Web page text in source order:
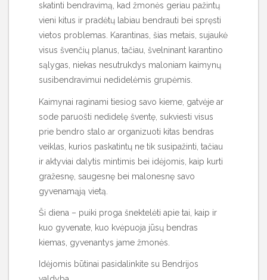
skatinti bendravimą, kad žmonės geriau pažintų
vieni kitus ir pradėtų labiau bendrauti bei spręsti
vietos problemas. Karantinas, šias metais, sujaukė
visus švenčių planus, tačiau, švelninant karantino
sąlygas, niekas nesutrukdys maloniam kaimynų
susibendravimui nedidelėmis grupėmis.
Kaimynai raginami tiesiog savo kieme, gatvėje ar
sode paruošti nedidelę šventę, sukviesti visus
prie bendro stalo ar organizuoti kitas bendras
veiklas, kurios paskatintų ne tik susipažinti, tačiau
ir aktyviai dalytis mintimis bei idėjomis, kaip kurti
gražesnę, saugesnę bei malonesnę savo
gyvenamąją vietą.
Ši diena – puiki proga šnektelėti apie tai, kaip ir
kuo gyvenate, kuo kvėpuoja jūsų bendras
kiemas, gyvenantys jame žmonės.
Idėjomis būtinai pasidalinkite su Bendrijos